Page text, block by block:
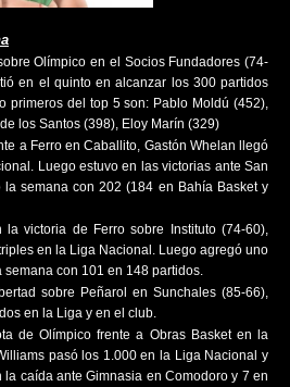
Olímpico en el Socios Fundadores (74-
en el quinto en alcanzar los 300 partidos
primeros del top 5 son: Pablo Moldú (452),
los Santos (398), Eloy Marín (329)
a Ferro en Caballito, Gastón Whelan llegó
Luego estuvo en las victorias ante San
la semana con 202 (184 en Bahía Basket y
victoria de Ferro sobre Instituto (74-60),
en la Liga Nacional. Luego agregó uno
con 101 en 148 partidos.
sobre Peñarol en Sunchales (85-66),
en la Liga y en el club.
de Olímpico frente a Obras Basket en la
pasó los 1.000 en la Liga Nacional y
caída ante Gimnasia en Comodoro y 7 en